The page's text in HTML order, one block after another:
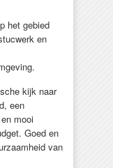
het gebied
en
kijk naar
een
mooi
Goed en
van